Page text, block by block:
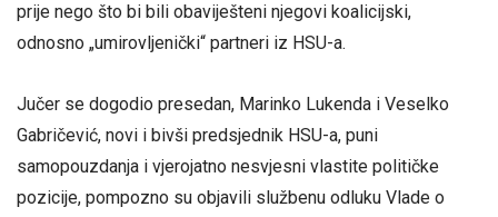
prije nego što bi bili obaviješteni njegovi koalicijski,
odnosno „umirovljenički“ partneri iz HSU-a.
Jučer se dogodio presedan, Marinko Lukenda i Veselko
Gabričević, novi i bivši predsjednik HSU-a, puni
samopouzdanja i vjerojatno nesvjesni vlastite političke
pozicije, pompozno su objavili službenu odluku Vlade o